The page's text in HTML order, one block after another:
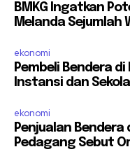
BMKG Ingatkan
Melanda Sejumlah
ekonomi
Pembeli Bendera
Instansi dan
ekonomi
Penjualan Bendera
Pedagang Sebut